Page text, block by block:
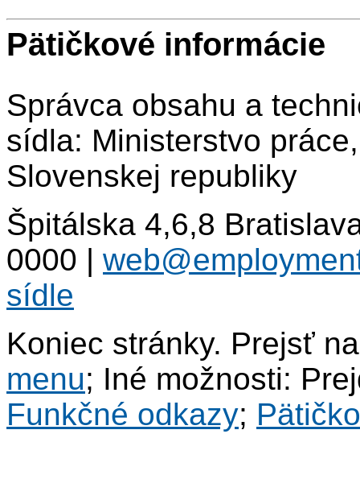
Pätičkové informácie
Správca obsahu a
sídla: Ministerstvo
Slovenskej republiky
Špitálska 4,6,8
0000 |
sídle
Koniec stránky. Prejsť
menu; Iné možnosti:
Funkčné odkazy;